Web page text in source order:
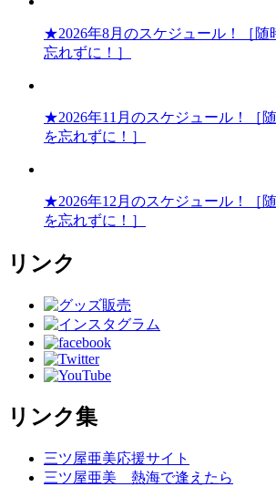
★2026年8月のスケジュール！［随
忘れずに！］
★2026年11月のスケジュール！［
を忘れずに！］
★2026年12月のスケジュール！［
を忘れずに！］
リンク
リンク集
三ツ屋亜美応援サイト
三ツ屋亜美 熱海で逢えたら